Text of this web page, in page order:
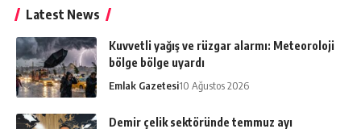
Latest News
Kuvvetli yağış ve rüzgar alarmı: Meteoroloji
bölge bölge uyardı
Emlak Gazetesi10 Ağustos 2026
Demir çelik sektöründe temmuz ayı